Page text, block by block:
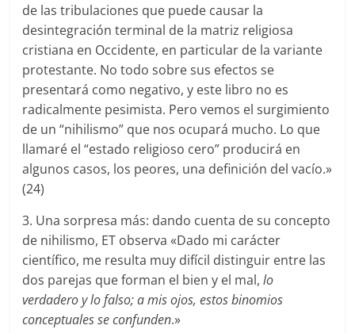
de las tribulaciones que puede causar la
desintegración terminal de la matriz religiosa
cristiana en Occidente, en particular de la variante
protestante. No todo sobre sus efectos se
presentará como negativo, y este libro no es
radicalmente pesimista. Pero vemos el surgimiento
de un “nihilismo” que nos ocupará mucho. Lo que
llamaré el “estado religioso cero” producirá en
algunos casos, los peores, una definición del vacío.»
(24)
3. Una sorpresa más: dando cuenta de su concepto
de nihilismo, ET observa «Dado mi carácter
científico, me resulta muy difícil distinguir entre las
dos parejas que forman el bien y el mal,lo
verdadero y lo falso; a mis ojos, estos binomios
conceptuales se confunden.»